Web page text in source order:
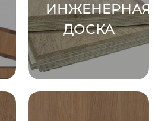
ИНЖЕНЕРНАЯ
ДОСКА